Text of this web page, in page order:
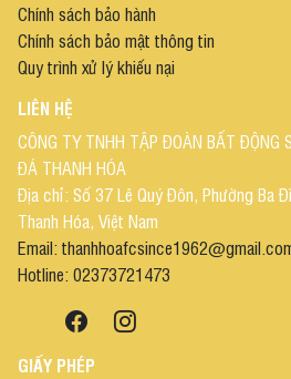
Chính sách bảo hành
Chính sách bảo mật thông tin
Quy trình xử lý khiếu nại
LIÊN HỆ
CÔNG TY TNHH TẬP ĐOÀN BẤT ĐỘNG
ĐÁ THANH HÓA
Địa chỉ: Số 37 Lê Quý Đôn, Phường Ba
Thanh Hóa, Việt Nam
Email:
Hotline: 02373721473
GIẤY PHÉP